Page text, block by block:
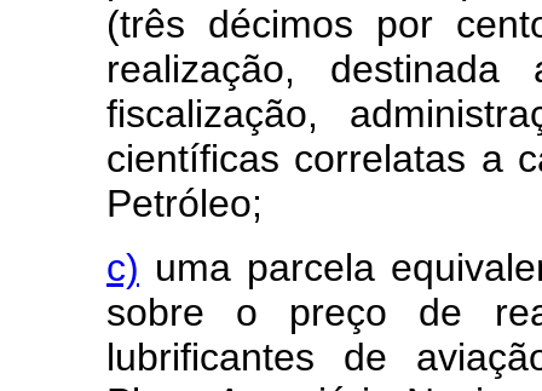
(três décimos por
realização,
fiscalização,
científicas correlatas a
Petróleo;
c) uma parcela
sobre o preço de
lubrificantes de